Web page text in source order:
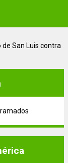
San Luis contra